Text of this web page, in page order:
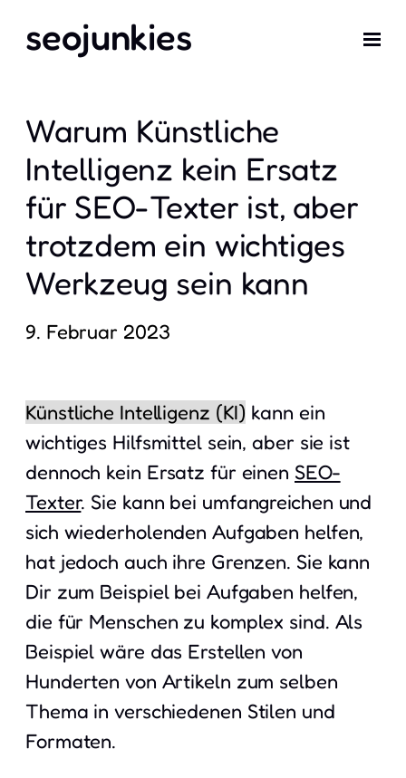
seojunkies
Warum Künstliche
Intelligenz kein Ersatz
für SEO-Texter ist, aber
trotzdem ein wichtiges
Werkzeug sein kann
9. Februar 2023
Künstliche Intelligenz (KI) kann ein
wichtiges Hilfsmittel sein, aber sie ist
dennoch kein Ersatz für einen SEO-
Texter. Sie kann bei umfangreichen und
sich wiederholenden Aufgaben helfen,
hat jedoch auch ihre Grenzen. Sie kann
Dir zum Beispiel bei Aufgaben helfen,
die für Menschen zu komplex sind. Als
Beispiel wäre das Erstellen von
Hunderten von Artikeln zum selben
Thema in verschiedenen Stilen und
Formaten.